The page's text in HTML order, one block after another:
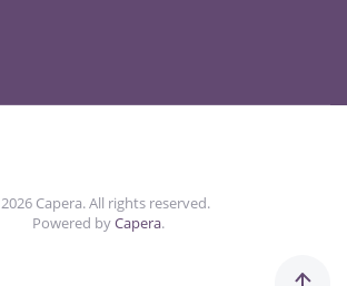
2026 Capera. All rights reserved.
Powered byCapera.